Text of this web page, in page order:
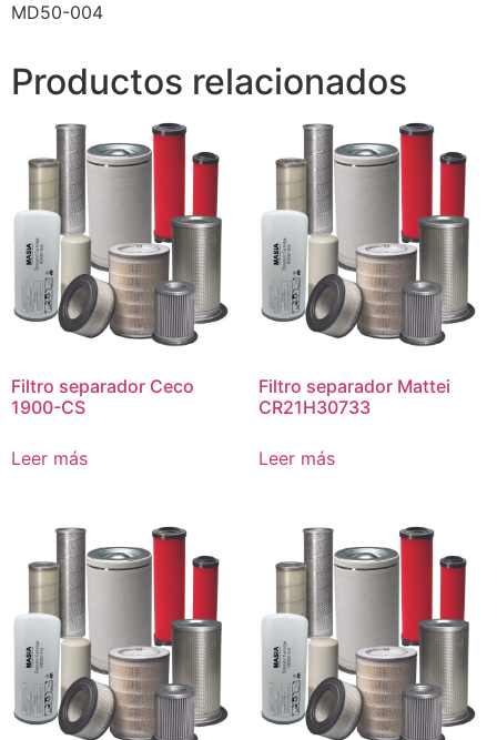
MD50-004
Productos relacionados
Filtro separador Ceco
1900-CS
Leer más
Filtro separador Mattei
CR21H30733
Leer más